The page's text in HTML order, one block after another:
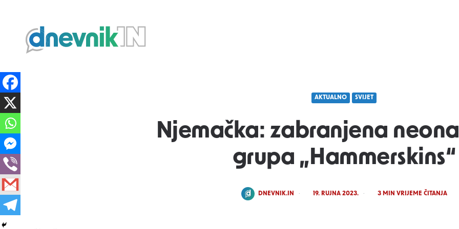
Dnevnik.in
AKTUALNO SVIJET
Njemačka: zabranjena
grupa „Hammerskins“
POSTED
DNEVNIK.IN 19. RUJNA 2023. 3MIN VRIJEME ČITANJA